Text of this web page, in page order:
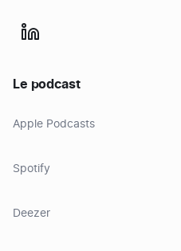
Le podcast
Apple Podcasts
Spotify
Deezer